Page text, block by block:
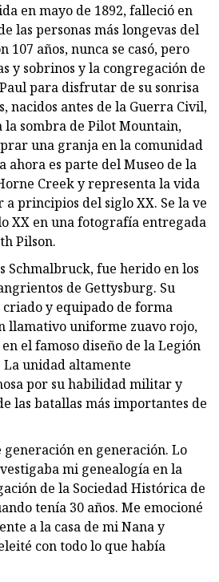
en mayo de 1892, falleció en
las personas más longevas del
107 años, nunca se casó, pero
y sobrinos y la congregación de
para disfrutar de su sonrisa
nacidos antes de la Guerra Civil,
sombra de Pilot Mountain,
una granja en la comunidad
ahora es parte del Museo de la
Creek y representa la vida
principios del siglo XX. Se la ve
XX en una fotografía entregada
Pilson.
Schmalbruck, fue herido en los
de Gettysburg. Su
y equipado de forma
llamativo uniforme zuavo rojo,
el famoso diseño de la Legión
unidad altamente
por su habilidad militar y
las batallas más importantes de
generación en generación. Lo
mi genealogía en la
de la Sociedad Histórica de
tenía 30 años. Me emocioné
a la casa de mi Nana y
con todo lo que había